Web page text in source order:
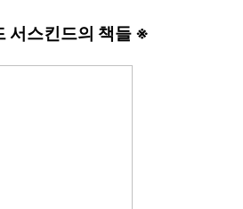
서스킨드의 책들 ※